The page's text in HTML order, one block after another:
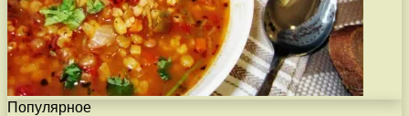
Популярное